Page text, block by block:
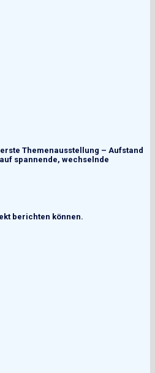
Themenausstellung – Aufstand
spannende, wechselnde
berichten können.